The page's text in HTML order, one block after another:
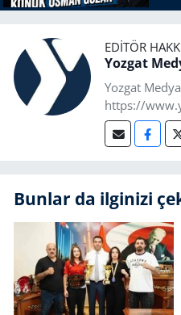
EDITÖR
Yozgat
Yozgat
https://
Bunlar da ilginizi